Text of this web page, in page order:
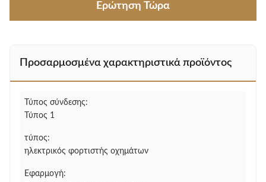
Ερώτηση Τώρα
Προσαρμοσμένα χαρακτηριστικά προϊόντος
Τύπος σύνδεσης:
Τύπος 1
τύπος:
ηλεκτρικός φορτιστής οχημάτων
Εφαρμογή: